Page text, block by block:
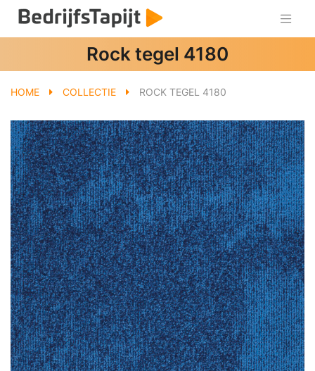
Rock tegel 4180
HOME COLLECTIE ROCK TEGEL 4180